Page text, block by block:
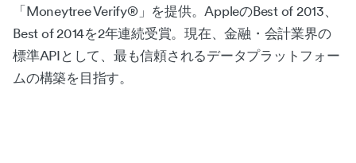
「Moneytree Verify®︎」を提供。AppleのBest of 2013、
Best of 2014を2年連続受賞。現在、金融・会計業界の
標準APIとして、最も信頼されるデータプラットフォー
ムの構築を目指す。